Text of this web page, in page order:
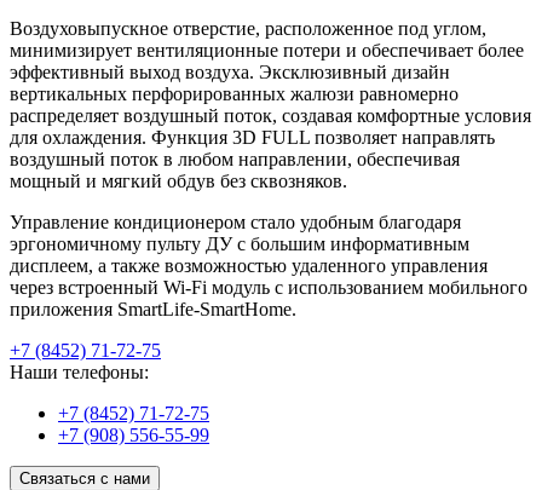
Воздуховыпускное отверстие, расположенное под углом,
минимизирует вентиляционные потери и обеспечивает более
эффективный выход воздуха. Эксклюзивный дизайн
вертикальных перфорированных жалюзи равномерно
распределяет воздушный поток, создавая комфортные условия
для охлаждения. Функция 3D FULL позволяет направлять
воздушный поток в любом направлении, обеспечивая
мощный и мягкий обдув без сквозняков.
Управление кондиционером стало удобным благодаря
эргономичному пульту ДУ с большим информативным
дисплеем, а также возможностью удаленного управления
через встроенный Wi-Fi модуль с использованием мобильного
приложения SmartLife-SmartHome.
+7 (8452) 71-72-75
Наши телефоны:
+7 (8452) 71-72-75
+7 (908) 556-55-99
Связаться с нами